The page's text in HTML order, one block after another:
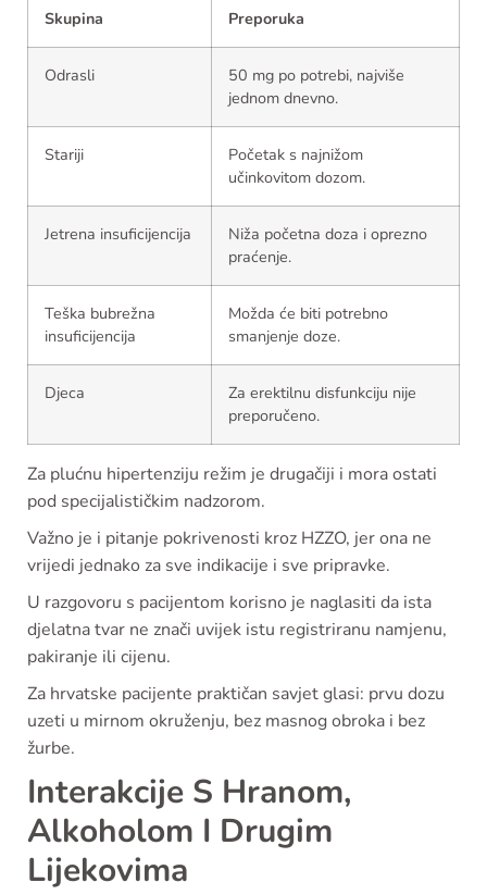
Skupina Preporuka
Odrasli
50 mg po potrebi, najviše
jednom dnevno.
Stariji
Početak s najnižom
učinkovitom dozom.
Jetrena insuficijencija
Niža početna doza i oprezno
praćenje.
Teška bubrežna
insuficijencija
Možda će biti potrebno
smanjenje doze.
Djeca
Za erektilnu disfunkciju nije
preporučeno.
Za plućnu hipertenziju režim je drugačiji i mora ostati
pod specijalističkim nadzorom.
Važno je i pitanje pokrivenosti kroz HZZO, jer ona ne
vrijedi jednako za sve indikacije i sve pripravke.
U razgovoru s pacijentom korisno je naglasiti da ista
djelatna tvar ne znači uvijek istu registriranu namjenu,
pakiranje ili cijenu.
Za hrvatske pacijente praktičan savjet glasi: prvu dozu
uzeti u mirnom okruženju, bez masnog obroka i bez
žurbe.
Interakcije S Hranom,
Alkoholom I Drugim
Lijekovima